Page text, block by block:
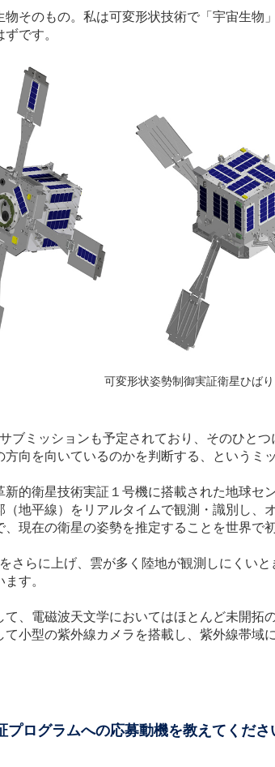
そのもの。私は可変形状技術で「宇宙生
です。
可変形状姿勢制御実証衛星ひば
ブミッションも予定されており、そのひと
向を向いているのかを判断する、というミ
新的衛星技術実証１号機に搭載された地球
（地平線）をリアルタイムで観測・識別し
現在の衛星の姿勢を推定することを世界で
さらに上げ、雲が多く陸地が観測しにくい
す。
て、電磁波天文学においてはほとんど未開
て小型の紫外線カメラを搭載し、紫外線帯域
プログラムへの応募動機を教えてくださ